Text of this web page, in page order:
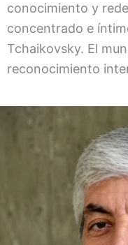
conocimiento y
concentrado e
Tchaikovsky. El
reconocimiento